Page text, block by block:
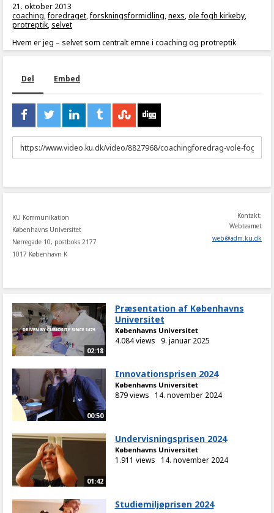
21. oktober 2013
coaching,foredraget,forskningsformidling,nexs,ole fogh kirkeby,
protreptik, selvet
Hvem er jeg – selvet som centralt emne i coaching og protreptik
Del Embed
URL
to
KU Kommunikation
Københavns Universitet
Nørregade 10, postboks 2177
1017 København K
Kontakt:
Webteamet
web@adm.ku.dk
02:18
Præsentation af Københavns
Universitet
Københavns Universitet
4.084 views 9. januar 2025
00:50
Innovationsprisen 2024
Københavns Universitet
879 views 14. november 2024
01:42
Undervisningsprisen 2024
Københavns Universitet
1.911 views 14. november 2024
Studiemiljøprisen 2024